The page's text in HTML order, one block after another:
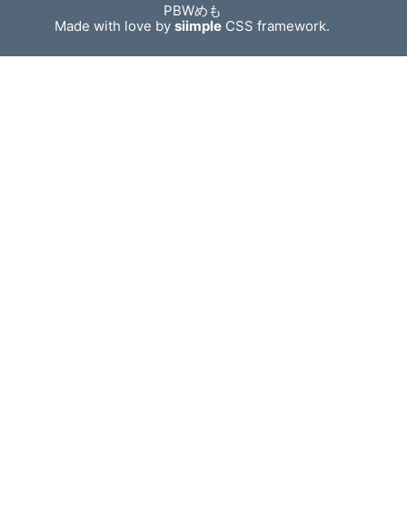
PBWめも
Made with love bysiimple CSS framework.